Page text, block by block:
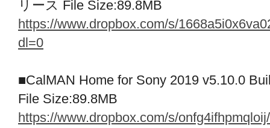
リース File Size:89.8MB
https://www.dropbox.com/s/
dl=0
■CalMAN Home for Sony 2019 v5.10.0
File Size:89.8MB
https://www.dropbox.com/s/